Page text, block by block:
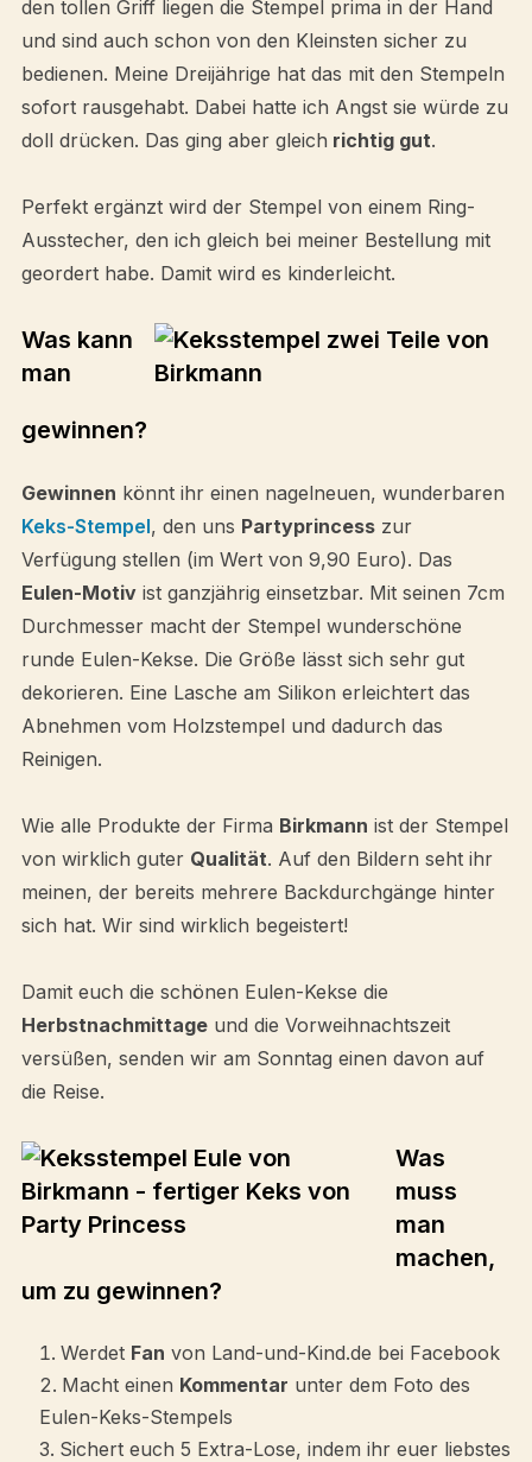
den tollen Griff liegen die Stempel prima in der Hand
und sind auch schon von den Kleinsten sicher zu
bedienen. Meine Dreijährige hat das mit den Stempeln
sofort rausgehabt. Dabei hatte ich Angst sie würde zu
doll drücken. Das ging aber gleich richtig gut.
Perfekt ergänzt wird der Stempel von einem Ring-
Ausstecher, den ich gleich bei meiner Bestellung mit
geordert habe. Damit wird es kinderleicht.
Was kann
man
gewinnen?
Gewinnen könnt ihr einen nagelneuen, wunderbaren
Keks-Stempel, den uns Partyprincesszur
Verfügung stellen (im Wert von 9,90 Euro). Das
Eulen-Motivist ganzjährig einsetzbar. Mit seinen 7cm
Durchmesser macht der Stempel wunderschöne
runde Eulen-Kekse. Die Größe lässt sich sehr gut
dekorieren. Eine Lasche am Silikon erleichtert das
Abnehmen vom Holzstempel und dadurch das
Reinigen.
Wie alle Produkte der Firma Birkmann ist der Stempel
von wirklich guter Qualität. Auf den Bildern seht ihr
meinen, der bereits mehrere Backdurchgänge hinter
sich hat. Wir sind wirklich begeistert!
Damit euch die schönen Eulen-Kekse die
Herbstnachmittageund die Vorweihnachtszeit
versüßen, senden wir am Sonntag einen davon auf
die Reise.
Was
muss
man
machen,
um zu gewinnen?
Werdet Fan von Land-und-Kind.de bei Facebook
Macht einen Kommentar unter dem Foto des
Eulen-Keks-Stempels
Sichert euch 5 Extra-Lose, indem ihr euer liebstes